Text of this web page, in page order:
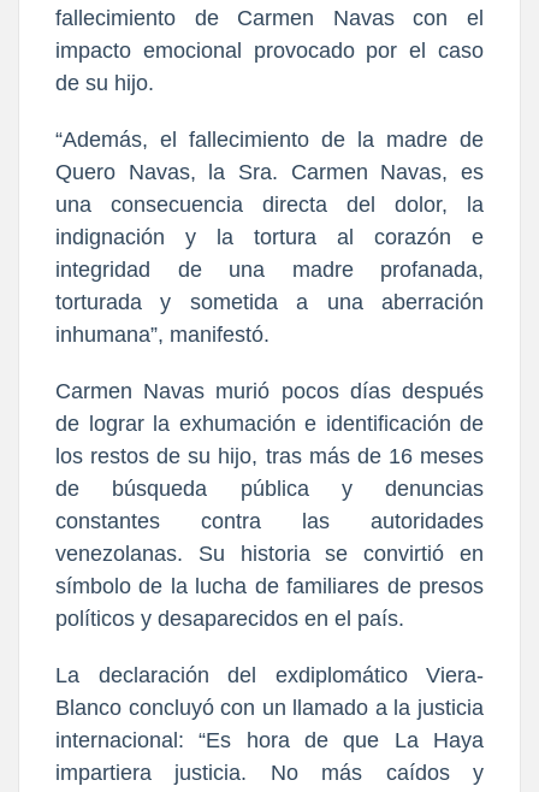
fallecimiento de Carmen Navas con el
impacto emocional provocado por el caso
de su hijo.
“Además, el fallecimiento de la madre de
Quero Navas, la Sra. Carmen Navas, es
una consecuencia directa del dolor, la
indignación y la tortura al corazón e
integridad de una madre profanada,
torturada y sometida a una aberración
inhumana”, manifestó.
Carmen Navas murió pocos días después
de lograr la exhumación e identificación de
los restos de su hijo, tras más de 16 meses
de búsqueda pública y denuncias
constantes contra las autoridades
venezolanas. Su historia se convirtió en
símbolo de la lucha de familiares de presos
políticos y desaparecidos en el país.
La declaración del exdiplomático Viera-
Blanco concluyó con un llamado a la justicia
internacional: “Es hora de que La Haya
impartiera justicia. No más caídos y